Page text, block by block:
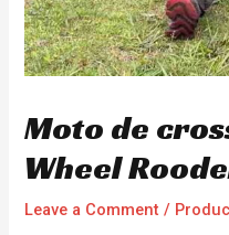
Moto de
Wheel
Leave a Comment /